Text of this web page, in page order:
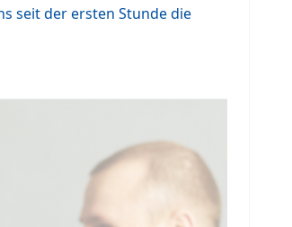
seit der ersten Stunde die